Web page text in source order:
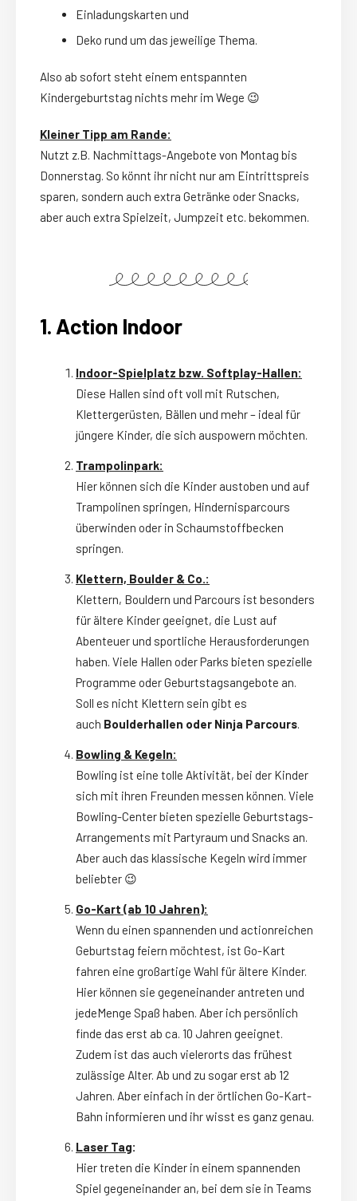
Einladungskarten und
Deko rund um das jeweilige Thema.
Also ab sofort steht einem entspannten
Kindergeburtstag nichts mehr im Wege 😉
Kleiner Tipp am Rande:
Nutzt z.B. Nachmittags-Angebote von Montag bis
Donnerstag. So könnt ihr nicht nur am Eintrittspreis
sparen, sondern auch extra Getränke oder Snacks,
aber auch extra Spielzeit, Jumpzeit etc. bekommen.
1. Action Indoor
Indoor-Spielplatz bzw. Softplay-Hallen:
Diese Hallen sind oft voll mit Rutschen,
Klettergerüsten, Bällen und mehr – ideal für
jüngere Kinder, die sich auspowern möchten.
Trampolinpark:
Hier können sich die Kinder austoben und auf
Trampolinen springen, Hindernisparcours
überwinden oder in Schaumstoffbecken
springen.
Klettern, Boulder & Co.:
Klettern, Bouldern und Parcours ist besonders
für ältere Kinder geeignet, die Lust auf
Abenteuer und sportliche Herausforderungen
haben. Viele Hallen oder Parks bieten spezielle
Programme oder Geburtstagsangebote an.
Soll es nicht Klettern sein gibt es
auch Boulderhallen oder Ninja Parcours.
Bowling & Kegeln:
Bowling ist eine tolle Aktivität, bei der Kinder
sich mit ihren Freunden messen können. Viele
Bowling-Center bieten spezielle Geburtstags-
Arrangements mit Partyraum und Snacks an.
Aber auch das klassische Kegeln wird immer
beliebter 😉
Go-Kart (ab 10 Jahren):
Wenn du einen spannenden und actionreichen
Geburtstag feiern möchtest, ist Go-Kart
fahren eine großartige Wahl für ältere Kinder.
Hier können sie gegeneinander antreten und
jedeMenge Spaß haben. Aber ich persönlich
finde das erst ab ca. 10 Jahren geeignet.
Zudem ist das auch vielerorts das frühest
zulässige Alter. Ab und zu sogar erst ab 12
Jahren. Aber einfach in der örtlichen Go-Kart-
Bahn informieren und ihr wisst es ganz genau.
Laser Tag:
Hier treten die Kinder in einem spannenden
Spiel gegeneinander an, bei dem sie in Teams